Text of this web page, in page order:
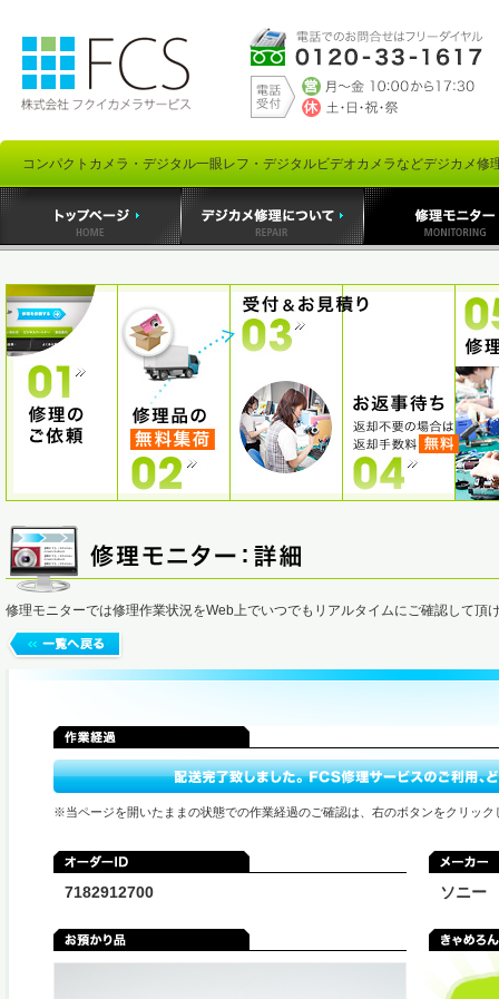
コンパクトカメラ・デジタル一眼レフ・デジタルビデオカメラなどデジカメ修
修理モニターでは修理作業状況をWeb上でいつでもリアルタイムにご確認して頂
※当ページを開いたままの状態での作業経過のご確認は、右のボタンをクリック
7182912700 ソニー